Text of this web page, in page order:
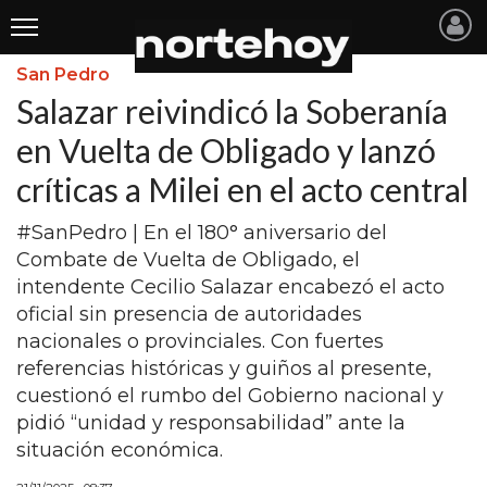
Últimas
Noticias
INICIO
NOTICIAS RECIENTES
SAN NICOLAS
RAMALLO
SAN PEDRO
PROVINCIA
PAIS
San Pedro
Salazar reivindicó la Soberanía
en Vuelta de Obligado y lanzó
críticas a Milei en el acto central
#SanPedro | En el 180° aniversario del
Combate de Vuelta de Obligado, el
intendente Cecilio Salazar encabezó el acto
oficial sin presencia de autoridades
nacionales o provinciales. Con fuertes
referencias históricas y guiños al presente,
cuestionó el rumbo del Gobierno nacional y
pidió “unidad y responsabilidad” ante la
situación económica.